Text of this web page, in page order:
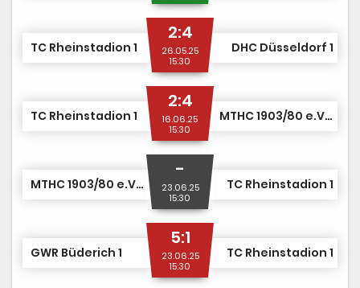
TC Rheinstadion 1
2:4
26.05.25
15:30
DHC Düsseldorf 1
TC Rheinstadion 1
2:4
16.06.25
15:30
MTHC 1903/80 e.V. 1
MTHC 1903/80 e.V. 1
-
23.06.25
15:30
TC Rheinstadion 1
GWR Büderich 1
5:1
23.06.25
15:30
TC Rheinstadion 1